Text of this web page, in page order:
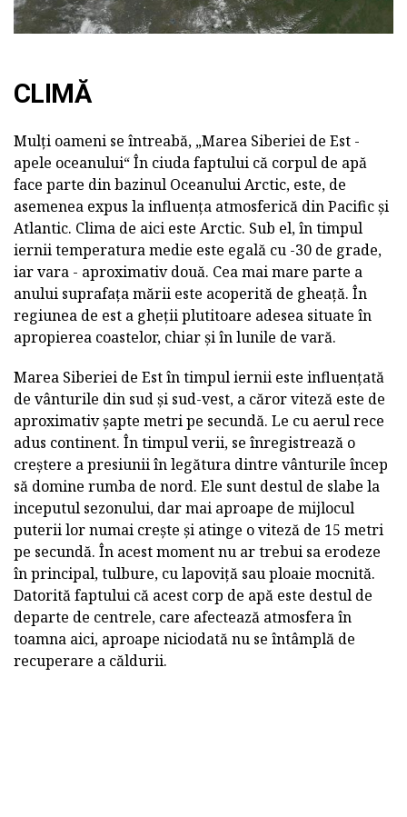
CLIMĂ
Mulți oameni se întreabă, „Marea Siberiei de Est -
apele oceanului“ În ciuda faptului că corpul de apă
face parte din bazinul Oceanului Arctic, este, de
asemenea expus la influența atmosferică din Pacific și
Atlantic. Clima de aici este Arctic. Sub el, în timpul
iernii temperatura medie este egală cu -30 de grade,
iar vara - aproximativ două. Cea mai mare parte a
anului suprafața mării este acoperită de gheață. În
regiunea de est a gheții plutitoare adesea situate în
apropierea coastelor, chiar și în lunile de vară.
Marea Siberiei de Est în timpul iernii este influențată
de vânturile din sud și sud-vest, a căror viteză este de
aproximativ șapte metri pe secundă. Le cu aerul rece
adus continent. În timpul verii, se înregistrează o
creștere a presiunii în legătura dintre vânturile încep
să domine rumba de nord. Ele sunt destul de slabe la
inceputul sezonului, dar mai aproape de mijlocul
puterii lor numai crește și atinge o viteză de 15 metri
pe secundă. În acest moment nu ar trebui sa erodeze
în principal, tulbure, cu lapoviță sau ploaie mocnită.
Datorită faptului că acest corp de apă este destul de
departe de centrele, care afectează atmosfera în
toamna aici, aproape niciodată nu se întâmplă de
recuperare a căldurii.